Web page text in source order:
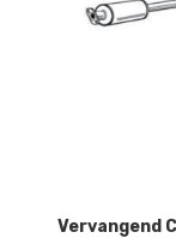
Vervangend